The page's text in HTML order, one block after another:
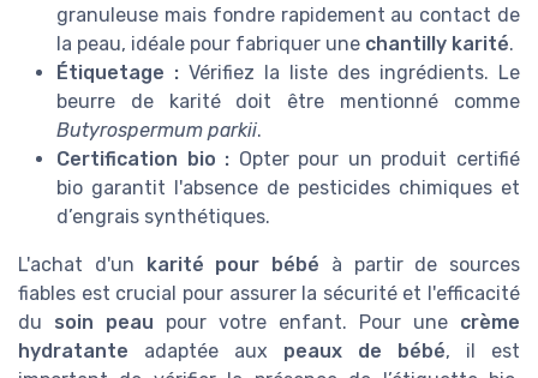
granuleuse mais fondre rapidement au contact de
la peau, idéale pour fabriquer une chantilly karité.
Étiquetage : Vérifiez la liste des ingrédients. Le
beurre de karité doit être mentionné comme
Butyrospermum parkii.
Certification bio : Opter pour un produit certifié
bio garantit l'absence de pesticides chimiques et
d’engrais synthétiques.
L'achat d'un karité pour bébé à partir de sources
fiables est crucial pour assurer la sécurité et l'efficacité
du soin peau pour votre enfant. Pour une crème
hydratante adaptée aux peaux de bébé, il est